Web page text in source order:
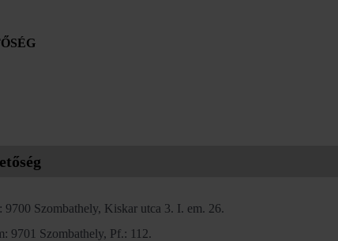
9700 Szombathely, Kiskar utca 3. I. em. 26.
9701 Szombathely, Pf.: 112.